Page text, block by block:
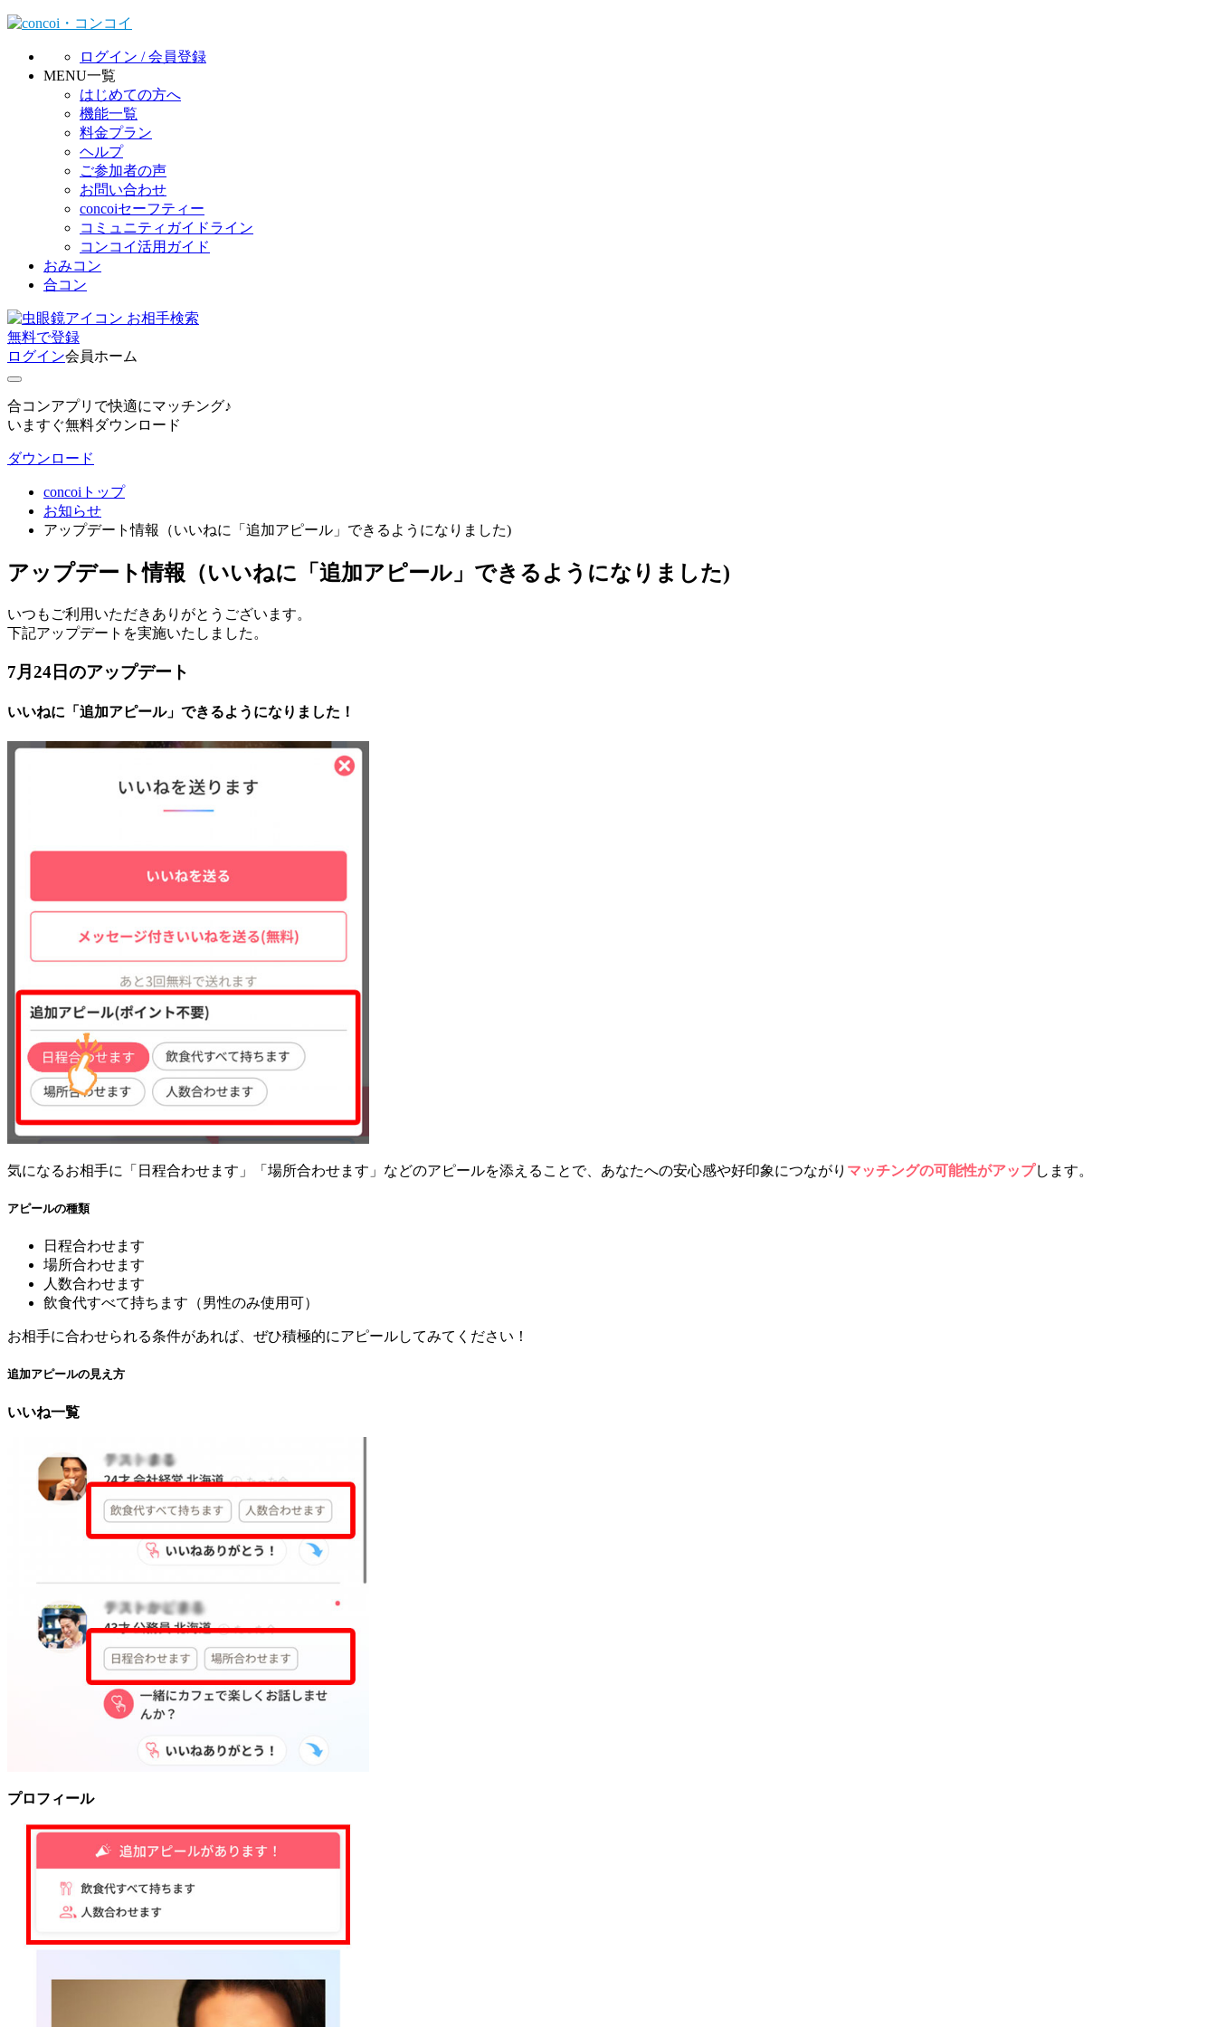
ログイン / 会員登録
MENU一覧
はじめての方へ
機能一覧
料金プラン
ヘルプ
ご参加者の声
お問い合わせ
concoiセーフティー
コミュニティガイドライン
コンコイ活用ガイド
おみコン
合コン
お相手検索
無料で登録
ログイン会員ホーム
合コンアプリで快適にマッチング♪
いますぐ無料ダウンロード
ダウンロード
concoiトップ
お知らせ
アップデート情報（いいねに「追加アピール」できるようになりました)
アップデート情報（いいねに「追加アピール」できるようになりました)
いつもご利用いただきありがとうございます。
下記アップデートを実施いたしました。
7月24日のアップデート
いいねに「追加アピール」できるようになりました！
気になるお相手に「日程合わせます」「場所合わせます」などのアピールを添えることで、あなたへの安心感や好印象につながり マッチングの可能性がアップします。
アピールの種類
日程合わせます
場所合わせます
人数合わせます
飲食代すべて持ちます（男性のみ使用可）
お相手に合わせられる条件があれば、ぜひ積極的にアピールしてみてください！
追加アピールの見え方
いいね一覧
プロフィール